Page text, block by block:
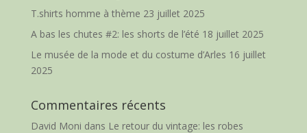
T.shirts homme à thème 23 juillet 2025
A bas les chutes #2: les shorts de l’été 18 juillet 2025
Le musée de la mode et du costume d’Arles 16 juillet
2025
Commentaires récents
David Moni dans Le retour du vintage: les robes